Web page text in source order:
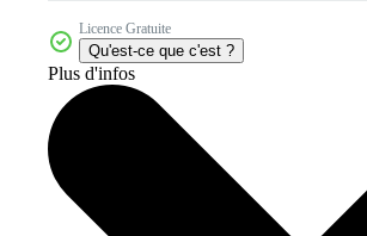
Licence Gratuite
Qu'est-ce que c'est ?
Plus d'infos